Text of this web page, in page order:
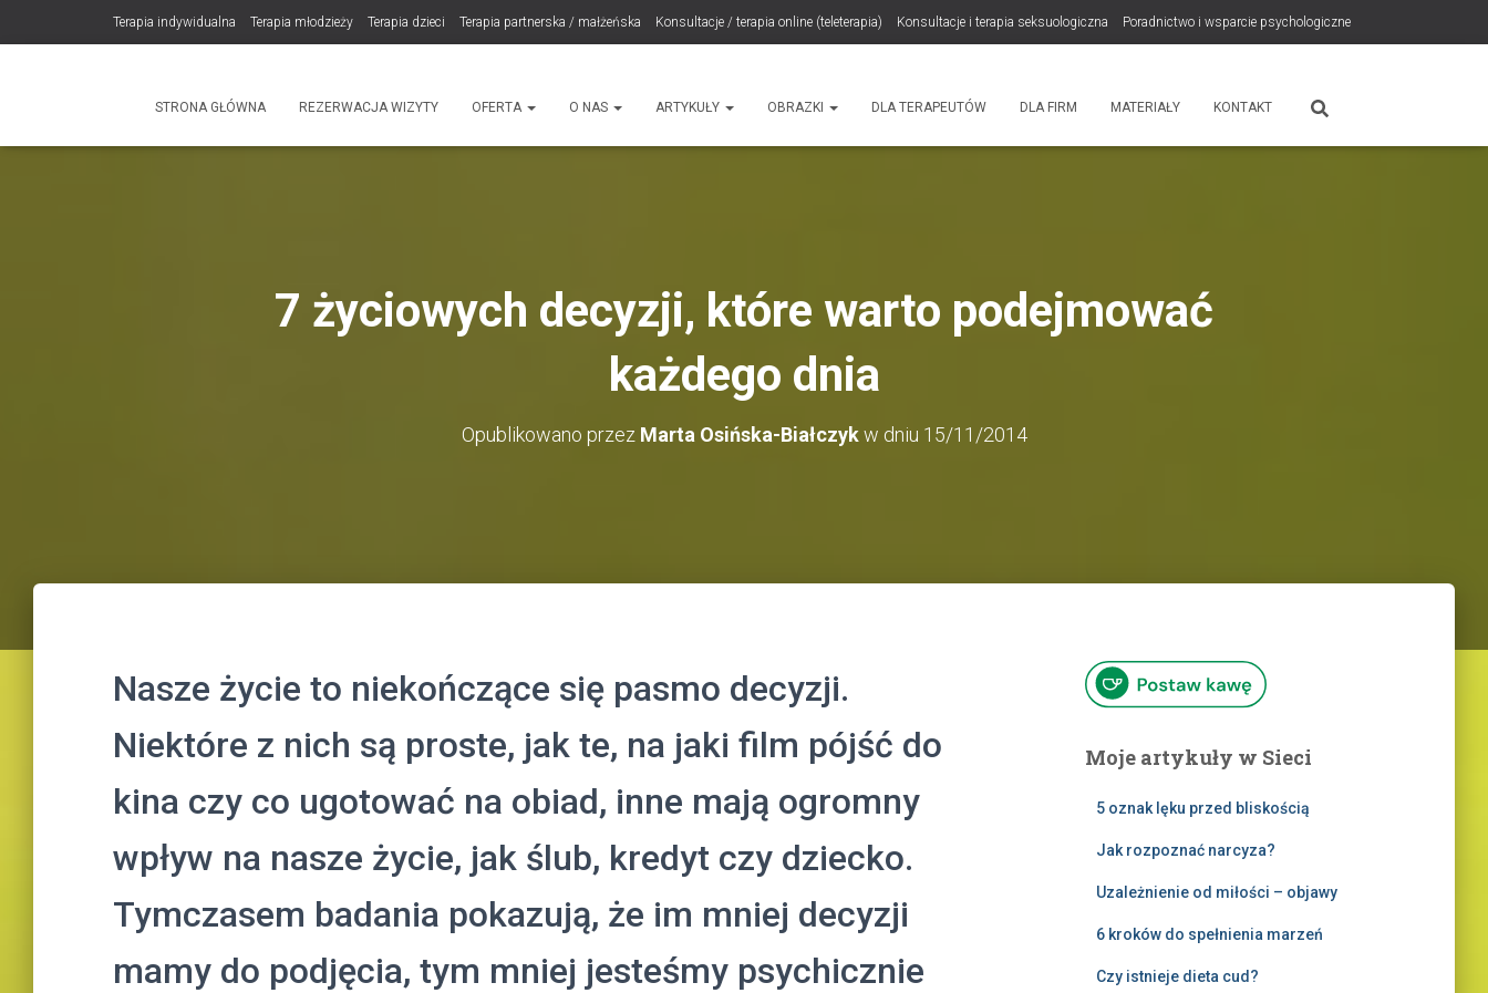
Terapia indywidualna Terapia młodzieży Terapia dzieci Terapia partnerska / małżeńska Konsultacje / terapia online (teleterapia) Konsultacje i terapia seksuologiczna Poradnictwo i wsparcie psychologiczne
ProduktySTRONA GŁÓWNA REZERWACJA WIZYTY OFERTA O NAS ARTYKUŁY OBRAZKI DLA TERAPEUTÓW DLA FIRM MATERIAŁY KONTAKT
7 życiowych decyzji, które warto podejmować
każdego dnia
Opublikowano przez Marta Osińska-Białczykw dniu 15/11/2014
Nasze życie to niekończące się pasmo decyzji.
Niektóre z nich są proste, jak te, na jaki film pójść do
kina czy co ugotować na obiad, inne mają ogromny
wpływ na nasze życie, jak ślub, kredyt czy dziecko.
Tymczasem badania pokazują, że im mniej decyzji
mamy do podjęcia, tym mniej jesteśmy psychicznie
Moje artykuły w Sieci
5 oznak lęku przed bliskością
Jak rozpoznać narcyza?
Uzależnienie od miłości – objawy
6 kroków do spełnienia marzeń
Czy istnieje dieta cud?